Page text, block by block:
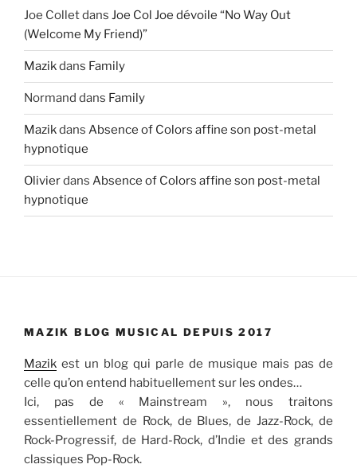
Joe Colletdans Joe Col Joe dévoile “No Way Out
(Welcome My Friend)”
Mazikdans Family
Normand dans Family
Mazikdans Absence of Colors affine son post-metal
hypnotique
Olivierdans Absence of Colors affine son post-metal
hypnotique
MAZIK BLOG MUSICAL DEPUIS 2017
Mazik est un blog qui parle de musique mais pas de
celle qu’on entend habituellement sur les ondes…
Ici, pas de « Mainstream », nous traitons
essentiellement de Rock, de Blues, de Jazz-Rock, de
Rock-Progressif, de Hard-Rock, d’Indie et des grands
classiques Pop-Rock.